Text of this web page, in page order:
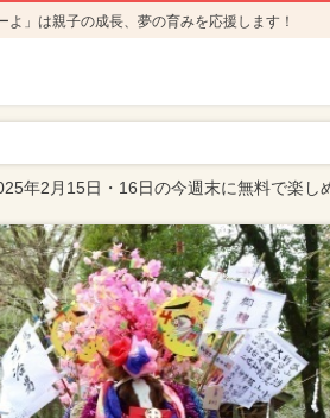
」は親子の成長、夢の育みを応援します！
年2月15日・16日の今週末に無料で楽し